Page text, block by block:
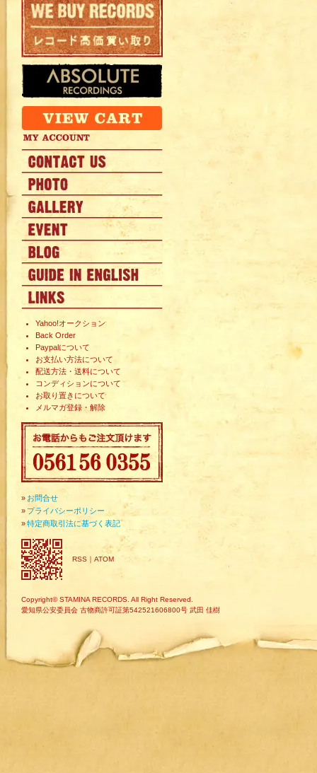
Yahoo!オークション
Back Order
Paypalについて
お支払い方法について
配送方法・送料について
コンディションについて
お取り置きについて
メルマガ登録・解除
» お問合せ
» プライバシーポリシー
»特定商取引法に基づく表記
RSS ｜ ATOM
Copyright© STAMINA RECORDS. All Right Reserved.
愛知県公安委員会 古物商許可証第542521606800号 武田 佳樹